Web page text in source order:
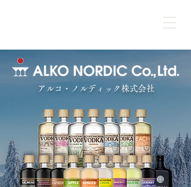
アルコ・ノルディック株式会社